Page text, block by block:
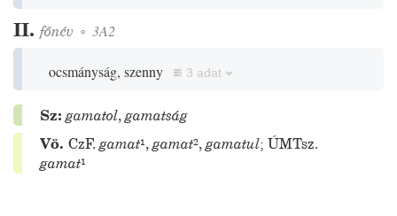
II. főnév ◦ 3A2
ocsmányság, szenny 3 adat
Sz: gamatol,gamatság
Vö. CzF. gamat¹,gamat²,gamatul; ÚMTsz.
gamat¹